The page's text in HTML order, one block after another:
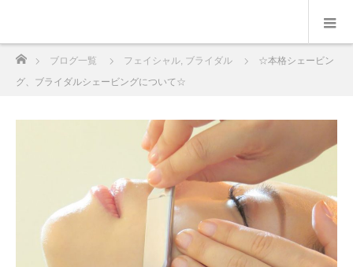
ブログ一覧 フェイシャル, ブライダル
☆本格シェービン
グ、ブライダルシェービングについて☆